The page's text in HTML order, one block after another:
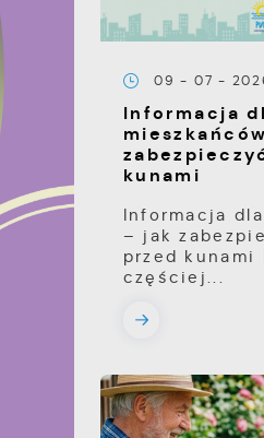
09 - 07 -
Informacja
kunami
Informacja
– jak
przed kunami
częściej...